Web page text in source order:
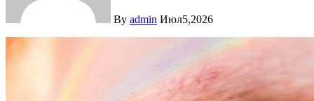
By admin Июл5,2026